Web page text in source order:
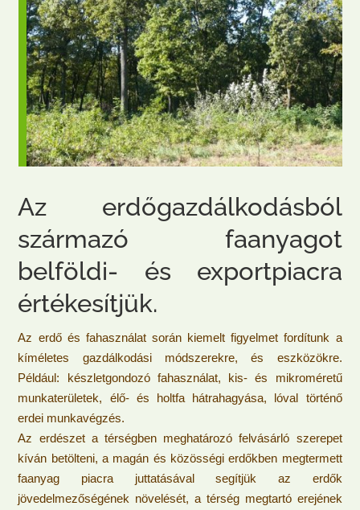
Az erdőgazdálkodásból
származó faanyagot
belföldi- és exportpiacra
értékesítjük.
Az erdő és fahasználat során kiemelt figyelmet fordítunk a
kíméletes gazdálkodási módszerekre, és eszközökre.
Például: készletgondozó fahasználat, kis- és mikroméretű
munkaterületek, élő- és holtfa hátrahagyása, lóval történő
erdei munkavégzés.
Az erdészet a térségben meghatározó felvásárló szerepet
kíván betölteni, a magán és közösségi erdőkben megtermett
faanyag piacra juttatásával segítjük az erdők
jövedelmezőségének növelését, a térség megtartó erejének